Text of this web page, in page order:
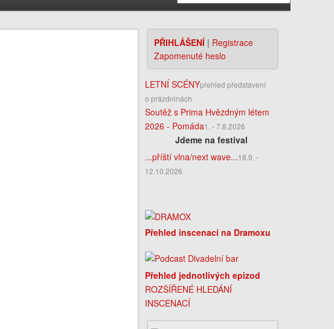
PŘIHLÁŠENÍ | Registrace
Zapomenuté heslo
LETNÍ SCÉNYpřehled představení
o prázdninách
Soutěž s Prima Hvězdným létem
2026 - Pomáda1. - 7.8.2026
Jdeme na festival
...příští vlna/next wave...18.9. -
12.10.2026
Přehled inscenací na Dramoxu
Přehled jednotlivých epizod
ROZŠÍŘENÉ HLEDÁNÍ
INSCENACÍ